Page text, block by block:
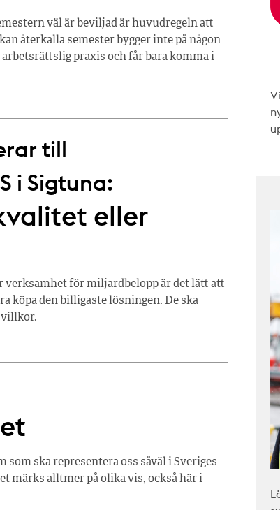
väl är beviljad är huvudregeln att
återkalla semester bygger inte på någon
praxis och får bara komma i
till
i Sigtuna:
eller
verksamhet för miljardbelopp är det lätt att
köpa den billigaste lösningen. De ska
som ska representera oss såväl i Sveriges
märks alltmer på olika vis, också här i